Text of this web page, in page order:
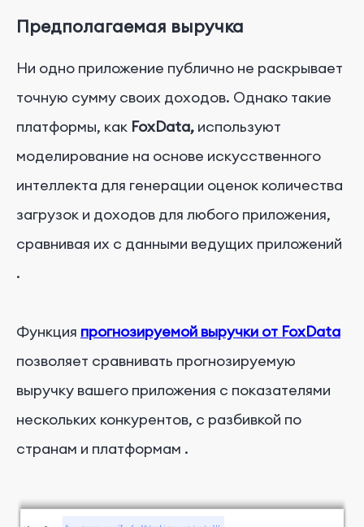
Предполагаемая выручка
Ни одно приложение публично не раскрывает
точную сумму своих доходов. Однако такие
платформы, как FoxData, используют
моделирование на основе искусственного
интеллекта для генерации оценок количества
загрузок и доходов для любого приложения,
сравнивая их с данными ведущих приложений
.
Функция прогнозируемой выручки от FoxData
позволяет сравнивать прогнозируемую
выручку вашего приложения с показателями
нескольких конкурентов, с разбивкой по
странам и платформам .